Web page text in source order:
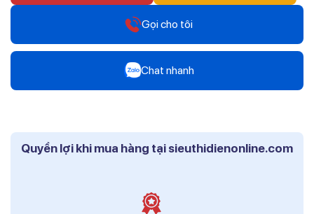
Gọi cho tôi
0916 804 808
Chat nhanh
Mr Trâm - Điện Thái Dương
Quyền lợi khi mua hàng tại sieuthidienonline.com